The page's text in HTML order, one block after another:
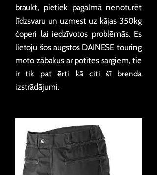
braukt, pietiek pagalmā nenoturēt
līdzsvaru un uzmest uz kājas 350kg
čoperi lai iedzīvotos problēmās. Es
lietoju šos augstos DAINESE touring
moto zābakus ar potītes sargiem, tie
ir tik pat ērti kā citi šī brenda
izstrādājumi.